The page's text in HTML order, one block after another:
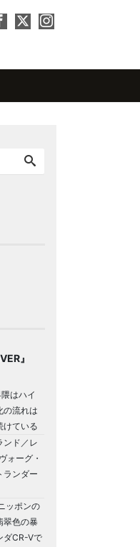
』
はハイ
の流れは
けている
ンド／レ
ォーグ・
ランダー
ッポンの
翠色の暴
ダCR-Vで